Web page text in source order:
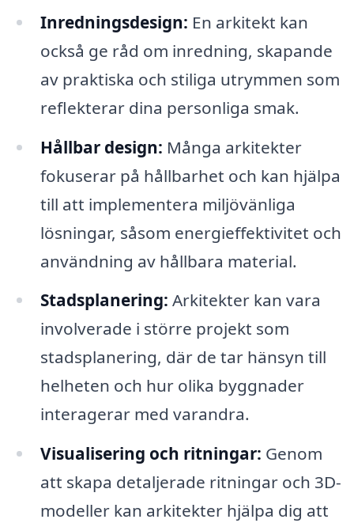
Inredningsdesign: En arkitekt kan
också ge råd om inredning, skapande
av praktiska och stiliga utrymmen som
reflekterar dina personliga smak.
Hållbar design: Många arkitekter
fokuserar på hållbarhet och kan hjälpa
till att implementera miljövänliga
lösningar, såsom energieffektivitet och
användning av hållbara material.
Stadsplanering: Arkitekter kan vara
involverade i större projekt som
stadsplanering, där de tar hänsyn till
helheten och hur olika byggnader
interagerar med varandra.
Visualisering och ritningar: Genom
att skapa detaljerade ritningar och 3D-
modeller kan arkitekter hjälpa dig att